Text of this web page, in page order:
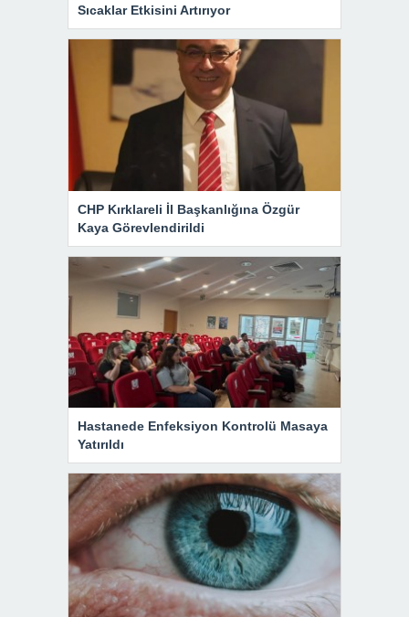
Sıcaklar Etkisini Artırıyor
CHP Kırklareli İl Başkanlığına Özgür
Kaya Görevlendirildi
Hastanede Enfeksiyon Kontrolü Masaya
Yatırıldı